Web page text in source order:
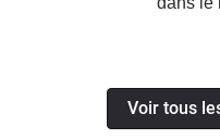
même
belle,
Voir tous